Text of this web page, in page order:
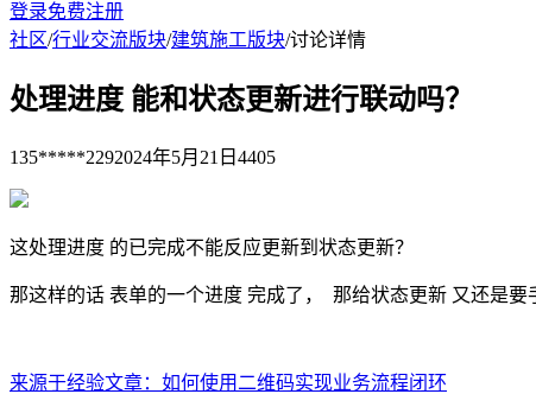
登录免费注册
社区/行业交流版块/建筑施工版块/讨论详情
处理进度 能和状态更新进行联动吗？
135*****2292024年5月21日 4405
这处理进度 的已完成不能反应更新到状态更新？
那这样的话 表单的一个进度 完成了， 那给状态更新 又还是要
来源于经验文章： 如何使用二维码实现业务流程闭环